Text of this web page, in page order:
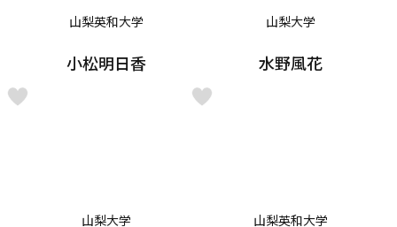
山梨英和大学
小松明日香
山梨大学
水野風花
山梨大学 山梨英和大学